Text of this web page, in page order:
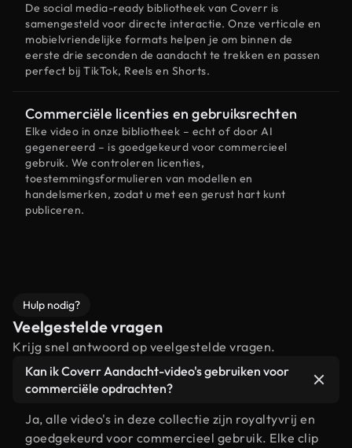
De social media-ready bibliotheek van Coverr is
samengesteld voor directe interactie. Onze verticale en
mobielvriendelijke formats helpen je om binnen de
eerste drie seconden de aandacht te trekken en passen
perfect bij TikTok, Reels en Shorts.
Commerciële licenties en gebruiksrechten
Elke video in onze bibliotheek – echt of door AI
gegenereerd – is goedgekeurd voor commercieel
gebruik. We controleren licenties,
toestemmingsformulieren van modellen en
handelsmerken, zodat u met een gerust hart kunt
publiceren.
Hulp nodig?
Veelgestelde vragen
Krijg snel antwoord op veelgestelde vragen.
Kan ik Coverr Aandacht-video's gebruiken voor
commerciële opdrachten?
Ja, alle video's in deze collectie zijn royaltyvrij en
goedgekeurd voor commercieel gebruik. Elke clip